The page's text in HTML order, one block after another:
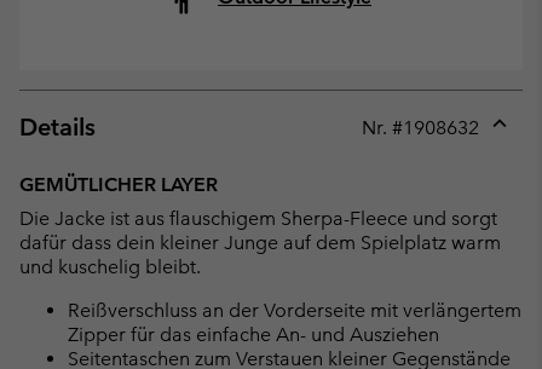
Details Nr. #1908632
GEMÜTLICHER LAYER
Die Jacke ist aus flauschigem Sherpa-Fleece und sorgt
dafür dass dein kleiner Junge auf dem Spielplatz warm
und kuschelig bleibt.
Reißverschluss an der Vorderseite mit verlängertem
Zipper für das einfache An- und Ausziehen
Seitentaschen zum Verstauen kleiner Gegenstände